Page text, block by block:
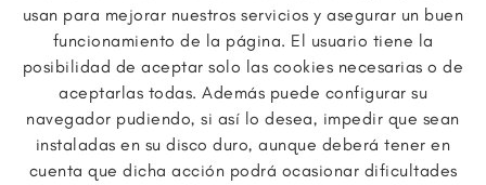
POLÍTICA DE PRIVACIDAD
usan para mejorar nuestros servicios y asegurar un buen
funcionamiento de la página. El usuario tiene la
posibilidad de aceptar solo las cookies necesarias o de
aceptarlas todas. Además puede configurar su
navegador pudiendo, si así lo desea, impedir que sean
instaladas en su disco duro, aunque deberá tener en
cuenta que dicha acción podrá ocasionar dificultades